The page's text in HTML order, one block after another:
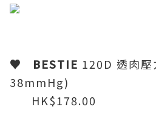
♥ BESTIE 120D 透肉
38mmHg)
HK$178.00